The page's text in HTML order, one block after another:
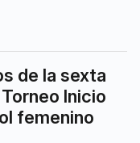
de la sexta
Inicio
femenino